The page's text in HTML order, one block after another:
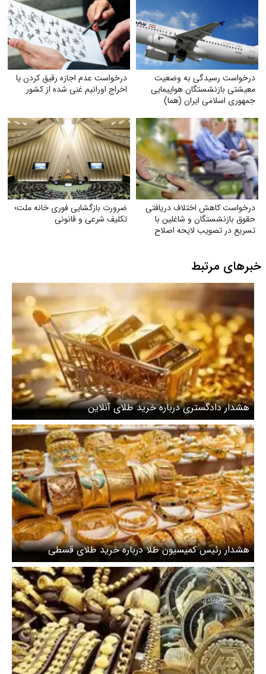
درخواست رسیدگی به وضعیت
معیشتی بازنشستگان هواپیمایی
جمهوری اسلامی ایران (هما)
درخواست عدم اجازه رقیق کردن یا
اخراج اورانیم غنی شده از کشور
درخواست کاهش اختلاف دریافتی
حقوق بازنشستگان و شاغلین با
تسریع در تصویب لایحه اصلاح
ضرورت بازگشایی فوری خانه ملت؛
تکلیف شرعی و قانونی
خبرهای مرتبط
هشدار دادگستری درباره خرید طلای آنلاین
هشدار رئیس کمیسیون طلا درباره خرید طلای قسطی